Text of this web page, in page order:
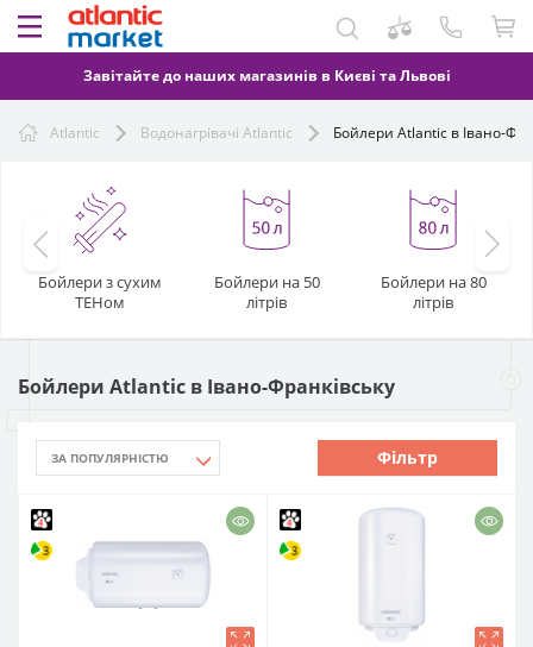
Завітайте до наших магазинів в Києві та Львові
Atlantic Водонагрівачі Atlantic Бойлери Atlantic в Івано-
Бойлери з сухим
ТЕНом
Бойлери на 50
літрів
Бойлери на 80
літрів
Бойлери Atlantic в Івано-Франківську
Фільтр